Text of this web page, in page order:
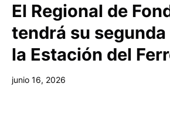
El Regional de
tendrá su segunda
la Estación del
junio 16, 2026